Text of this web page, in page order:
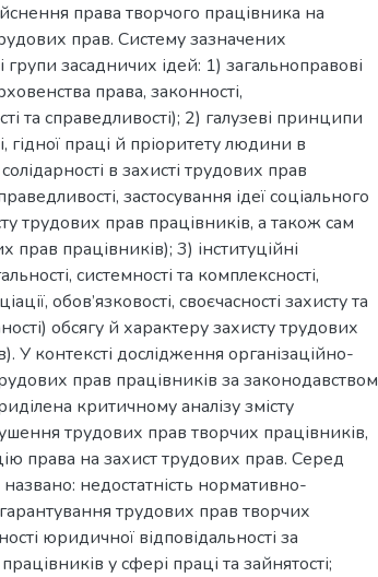
права творчого працівника на
прав. Систему зазначених
засадничих ідей: 1) загальноправові
права, законності,
та справедливості); 2) галузеві принципи
праці й пріоритету людини в
в захисті трудових прав
застосування ідеї соціального
трудових прав працівників, а також сам
працівників); 3) інституційні
системності та комплексності,
обов’язковості, своєчасності захисту та
обсягу й характеру захисту трудових
У контексті дослідження організаційно-
прав працівників за законодавством
критичному аналізу змісту
трудових прав творчих працівників,
права на захист трудових прав. Серед
недостатність нормативно-
трудових прав творчих
юридичної відповідальності за
у сфері праці та зайнятості;